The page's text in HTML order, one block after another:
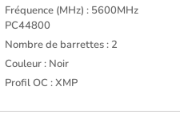
Fréquence (MHz) : 5600MHz
PC44800
Nombre de barrettes : 2
Couleur : Noir
Profil OC : XMP